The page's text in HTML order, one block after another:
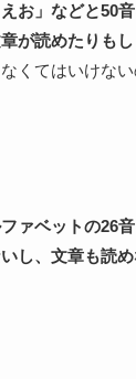
えお」などと50
が読めたりもし
くてはいけな
ァベットの26
し、文章も読め